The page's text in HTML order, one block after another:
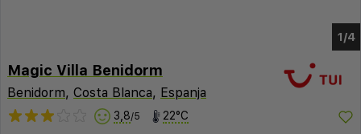
Magic Villa Benidorm
Benidorm, Costa Blanca, Espanja
3,8/5 22°C